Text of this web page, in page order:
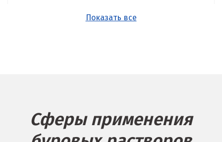
Берёзовский
Показать все
Сферы применения